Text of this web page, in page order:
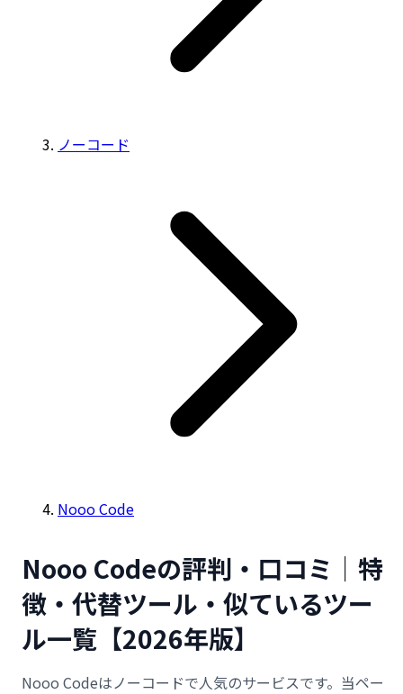
ノーコード
Nooo Code
Nooo Codeの評判・口コミ｜特
徴・代替ツール・似ているツー
ル一覧【2026年版】
Nooo Codeはノーコードで人気のサービスです。当ペー